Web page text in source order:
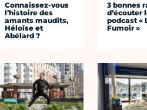
Connaissez-vous
l’histoire des
amants maudits,
Héloïse et
Abélard ?
3 bonnes
d’écouter
podcast «
Fumoir »